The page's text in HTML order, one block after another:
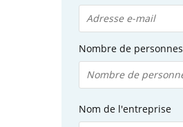
Nombre de personnes
Nom de l'entreprise